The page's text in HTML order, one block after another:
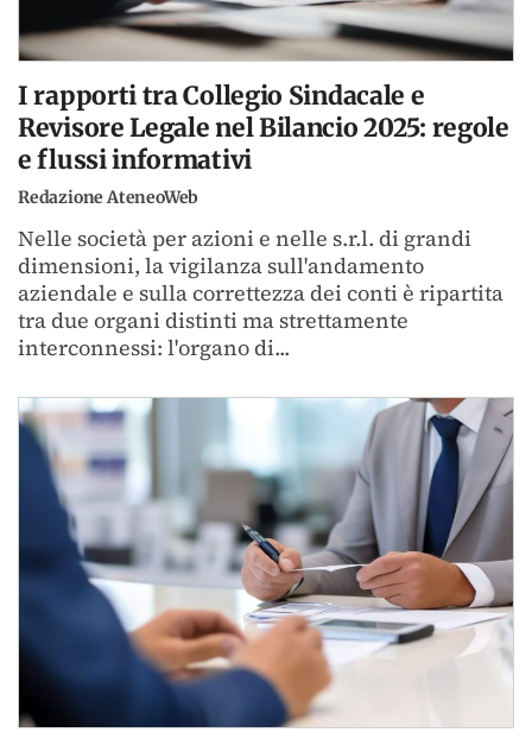
I rapporti tra Collegio Sindacale e
Revisore Legale nel Bilancio 2025: regole
e flussi informativi
Redazione AteneoWeb
Nelle società per azioni e nelle s.r.l. di grandi
dimensioni, la vigilanza sull'andamento
aziendale e sulla correttezza dei conti è ripartita
tra due organi distinti ma strettamente
interconnessi: l'organo di...